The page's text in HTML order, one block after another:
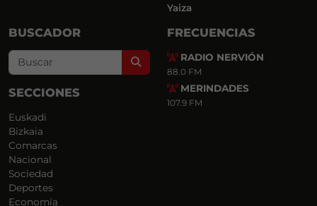
Yaiza
BUSCADOR
Search
SECCIONES
Euskadi
Bizkaia
Comarcas
Nacional
Sociedad
Deportes
Economía
FRECUENCIAS
RADIO NERVIÓN
88.0 FM
MERINDADES
107.9 FM